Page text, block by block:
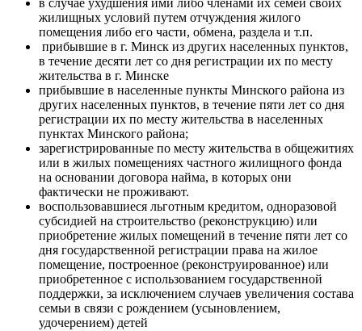
в случае ухудшения ими либо членами их семей своих
жилищных условий путем отчуждения жилого
помещения либо его части, обмена, раздела и т.п.
прибывшие в г. Минск из других населенных пунктов,
в течение десяти лет со дня регистрации их по месту
жительства в г. Минске
прибывшие в населенные пункты Минского района из
других населенных пунктов, в течение пяти лет со дня
регистрации их по месту жительства в населенных
пунктах Минского района;
зарегистрированные по месту жительства в общежитиях
или в жилых помещениях частного жилищного фонда
на основании договора найма, в которых они
фактически не проживают.
воспользовавшиеся льготным кредитом, одноразовой
субсидией на строительство (реконструкцию) или
приобретение жилых помещений в течение пяти лет со
дня государственной регистрации права на жилое
помещение, построенное (реконструированное) или
приобретенное с использованием государственной
поддержки, за исключением случаев увеличения состава
семьи в связи с рождением (усыновлением,
удочерением) детей